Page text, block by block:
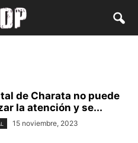
de Charata no puede
la atención y se...
15 noviembre, 2023